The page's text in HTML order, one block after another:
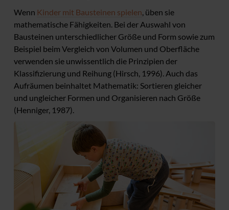
Wenn Kinder mit Bausteinen spielen , üben sie
mathematische Fähigkeiten. Bei der Auswahl von
Bausteinen unterschiedlicher Größe und Form sowie zum
Beispiel beim Vergleich von Volumen und Oberfläche
verwenden sie unwissentlich die Prinzipien der
Klassifizierung und Reihung (Hirsch, 1996). Auch das
Aufräumen beinhaltet Mathematik: Sortieren gleicher
und ungleicher Formen und Organisieren nach Größe
(Henniger, 1987).